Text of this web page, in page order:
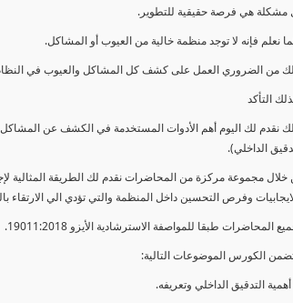
مشكلة هي فرصة حقيقية للتطوير.
نعلم فإنه لا توجد منظمة خالية من العيوب أو المشاكل.
من الضروري العمل على كشف كل المشاكل والعيوب في النظام
التأكد
نقدم لك اليوم أهم الأدوات المستخدمة في الكشف عن
الداخلي).
خلال مجموعة مركزة من المحاضرات نقدم لك الطريقة المثالية
وفرص التحسين داخل المنظمة والتي تؤدي الي الارتقاء
المحاضرات طبقا للمواصفة الاسترشادية الأيزو 19011:2018.
الكورس الموضوعات التالية: